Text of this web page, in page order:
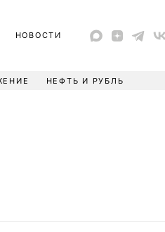
НОВОСТИ
НЕФТЬ И РУБЛЬ